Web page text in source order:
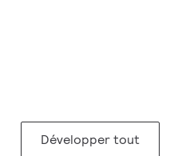
Développer tout